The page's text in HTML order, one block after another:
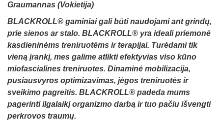
Graumannas (Vokietija)
BLACKROLL® gaminiai gali būti naudojami ant grindų,
prie sienos ar stalo. BLACKROLL® yra ideali priemonė
kasdieninėms treniruotėms ir terapijai. Turėdami tik
vieną įrankį, mes galime atlikti efektyvias viso kūno
miofascialines treniruotes. Dinaminė mobilizacija,
pusiausvyros optimizavimas, jėgos treniruotės ir
sveikimo pagreitis. BLACKROLL® padeda mums
pagerinti ilgalaikį organizmo darbą ir tuo pačiu išvengti
perkrovos traumų.